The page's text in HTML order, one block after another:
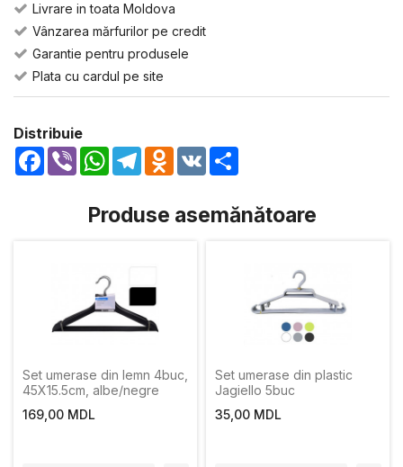
Livrare in toata Moldova
Vânzarea mărfurilor pe credit
Garantie pentru produsele
Plata cu cardul pe site
Distribuie
Facebook
Viber WhatsApp
TelegramOdnoklassniki
VK
Produse asemănătoare
Set umerase din lemn 4buc,
45X15.5cm, albe/negre
169,00 MDL
Set umerase din plastic
Jagiello 5buc
35,00 MDL